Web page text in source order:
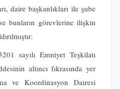
daire başkanlıkları ile şube
bunların görevlerine ilişkin
sayılı Emniyet Teşkilatı
altıncı fıkrasında yer
ve Koordinasyon Dairesi